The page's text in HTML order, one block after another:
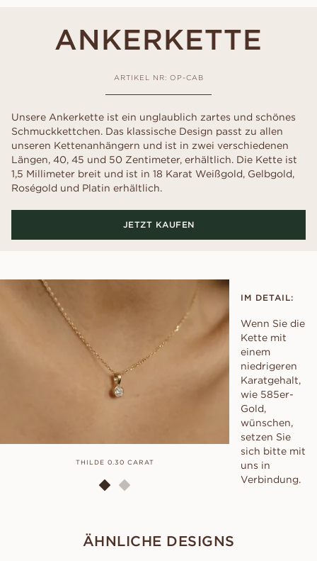
ANKERKETTE
ARTIKEL NR: OP-CAB
Unsere Ankerkette ist ein unglaublich zartes und schönes
Schmuckkettchen. Das klassische Design passt zu allen
unseren Kettenanhängern und ist in zwei verschiedenen
Längen, 40, 45 und 50 Zentimeter, erhältlich. Die Kette ist
1,5 Millimeter breit und ist in 18 Karat Weißgold, Gelbgold,
Roségold und Platin erhältlich.
JETZT KAUFEN
THILDE 0.30 CARAT
IM DETAIL:
Wenn Sie die
Kette mit
einem
niedrigeren
Karatgehalt,
wie 585er-
Gold,
wünschen,
setzen Sie
sich bitte mit
uns in
Verbindung.
ÄHNLICHE DESIGNS